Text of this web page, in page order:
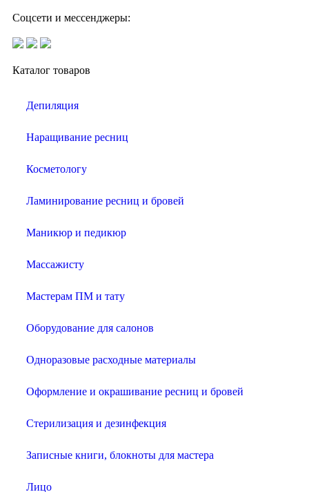
Соцсети и мессенджеры:
Каталог товаров
Депиляция
Наращивание ресниц
Косметологу
Ламинирование ресниц и бровей
Маникюр и педикюр
Массажисту
Мастерам ПМ и тату
Оборудование для салонов
Одноразовые расходные материалы
Оформление и окрашивание ресниц и бровей
Стерилизация и дезинфекция
Записные книги, блокноты для мастера
Лицо